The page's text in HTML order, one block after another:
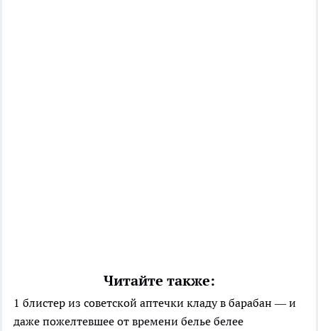
Читайте также:
1 блистер из советской аптечки кладу в барабан — и
даже пожелтевшее от времени белье белее